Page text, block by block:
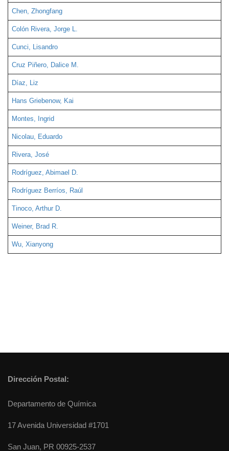
Chen, Zhongfang
Colón Rivera, Jorge L.
Cunci, Lisandro
Cruz Piñero, Dalice M.
Díaz, Liz
Hans Griebenow, Kai
Montes, Ingrid
Nicolau, Eduardo
Rivera, José
Rodríguez, Abimael D.
Rodríguez Berríos, Raúl
Tinoco, Arthur D.
Weiner, Brad R.
Wu, Xianyong
Dirección Postal:
Departamento de Química
17 Avenida Universidad #1701
San Juan, PR 00925-2537